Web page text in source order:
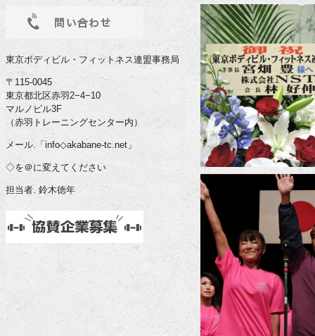
東京ボディビル・フィットネス連盟事務局
〒115-0045
東京都北区赤羽2−4−10
マルノビル3F
（赤羽トレーニングセンター内）
メール.「info◇akabane-tc.net」
◇を＠に変えてください
担当者. 鈴木徳年